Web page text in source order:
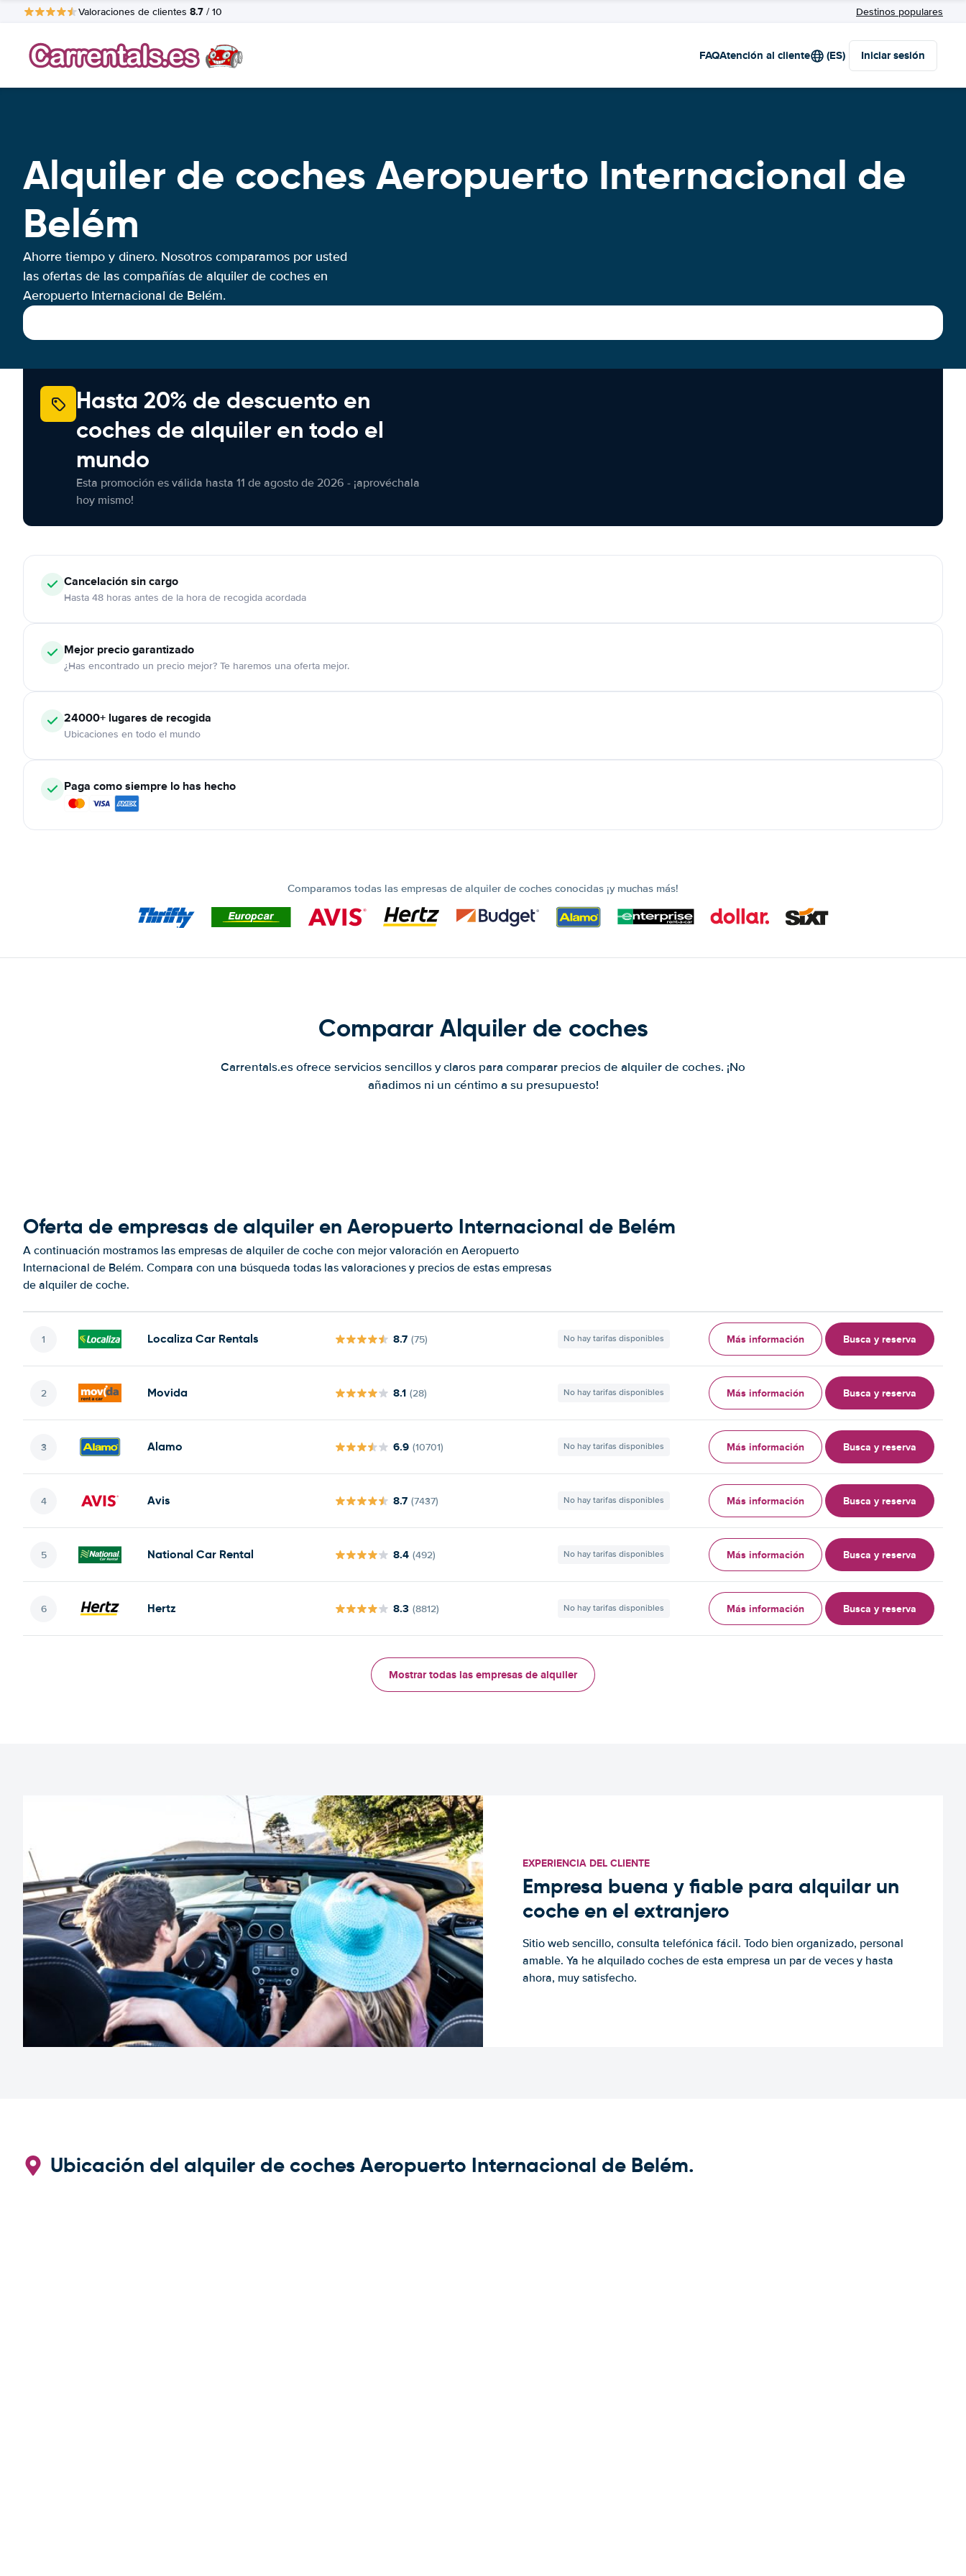
Valoraciones de clientes 8.7 / 10 Destinos populares
FAQAtención al cliente (ES) Iniciar sesión
Alquiler de coches Aeropuerto Internacional de
Belém
Ahorre tiempo y dinero. Nosotros comparamos por usted
las ofertas de las compañías de alquiler de coches en
Aeropuerto Internacional de Belém.
Hasta 20% de descuento en
coches de alquiler en todo el
mundo
Esta promoción es válida hasta 11 de agosto de 2026 - ¡aprovéchala
hoy mismo!
Cancelaciónsin cargo
Hasta 48 horas antes de la hora de recogida acordada
Mejor precio garantizado
¿Has encontrado un precio mejor? Te haremos una oferta mejor.
24000+ lugares de recogida
Ubicaciones en todo el mundo
Paga como siempre lo has hecho
Comparamos todas las empresas de alquiler de coches conocidas ¡y muchas más!
Comparar Alquiler de coches
Carrentals.es ofrece servicios sencillos y claros para comparar precios de alquiler de coches. ¡No
añadimos ni un céntimo a su presupuesto!
Oferta de empresas de alquiler en Aeropuerto Internacional de Belém
A continuación mostramos las empresas de alquiler de coche con mejor valoración en Aeropuerto
Internacional de Belém. Compara con una búsqueda todas las valoraciones y precios de estas empresas
de alquiler de coche.
Localiza Car Rentals 8.7 (75) No hay tarifas disponibles Más información Busca y reserva
Movida 8.1 (28) No hay tarifas disponibles Más información Busca y reserva
Alamo 6.9 (10701) No hay tarifas disponibles Más información Busca y reserva
Avis 8.7 (7437) No hay tarifas disponibles Más información Busca y reserva
National Car Rental 8.4 (492) No hay tarifas disponibles Más información Busca y reserva
Hertz 8.3 (8812) No hay tarifas disponibles Más información Busca y reserva
Mostrar todas las empresas de alquiler
EXPERIENCIA DEL CLIENTE
Empresa buena y fiable para alquilar un
coche en el extranjero
Sitio web sencillo, consulta telefónica fácil. Todo bien organizado, personal
amable. Ya he alquilado coches de esta empresa un par de veces y hasta
ahora, muy satisfecho.
Ubicación del alquiler de coches Aeropuerto Internacional de Belém.